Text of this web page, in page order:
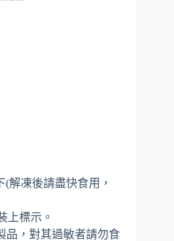
解凍後請盡快食用，
上標示。
品，對其過敏者請勿食